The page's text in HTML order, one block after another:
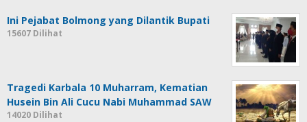
Ini Pejabat Bolmong yang Dilantik Bupati
15607 Dilihat
Tragedi Karbala 10 Muharram, Kematian
Husein Bin Ali Cucu Nabi Muhammad SAW
14020 Dilihat